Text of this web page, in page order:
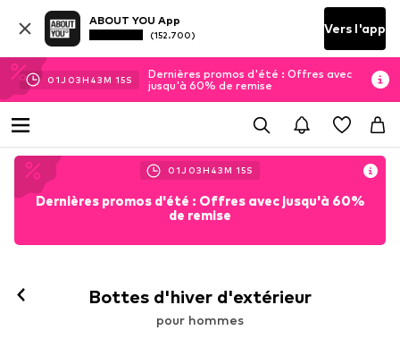
ABOUT YOU App
(152.700) Vers l'app
01J 03H 43M 13S
Dernières promos d'été : Offres avec
jusqu'à 60% de remise
01J 03H 43M 13S
Dernières promos d'été : Offres avec jusqu'à 60%
de remise
Bottes d'hiver d'extérieur
pour hommes